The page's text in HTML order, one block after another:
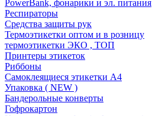
PowerBank, фонарики и эл. питания
Респираторы
Средства защиты рук
Термоэтикетки оптом и в розницу
термоэтикетки ЭКО , ТОП
Принтеры этикеток
Риббоны
Самоклеящиеся этикетки А4
Упаковка ( NEW )
Бандерольные конверты
Гофрокартон